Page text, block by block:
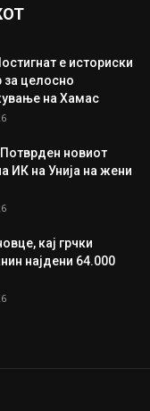
е историски
за целосно
на Хамас
новиот
ИК на Унија на жени
кај грчки
најдени 64.000